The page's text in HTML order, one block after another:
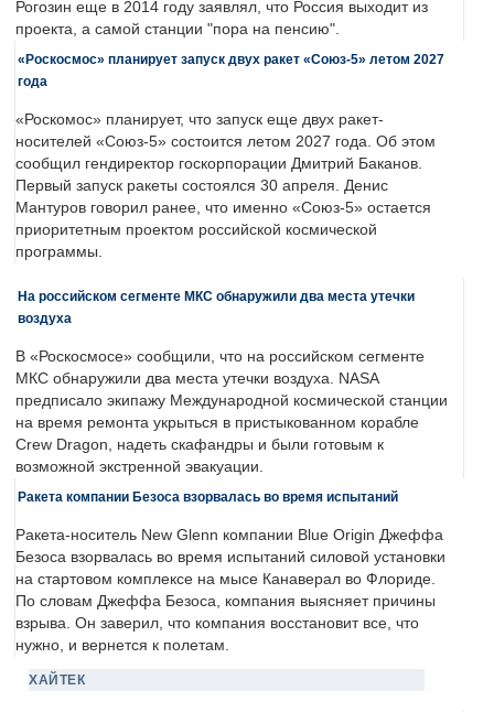
Рогозин еще в 2014 году заявлял, что Россия выходит из
проекта, а самой станции "пора на пенсию".
«Роскосмос» планирует запуск двух ракет «Союз-5» летом 2027
года
«Роскомос» планирует, что запуск еще двух ракет-
носителей «Союз-5» состоится летом 2027 года. Об этом
сообщил гендиректор госкорпорации Дмитрий Баканов.
Первый запуск ракеты состоялся 30 апреля. Денис
Мантуров говорил ранее, что именно «Союз-5» остается
приоритетным проектом российской космической
программы.
На российском сегменте МКС обнаружили два места утечки
воздуха
В «Роскосмосе» сообщили, что на российском сегменте
МКС обнаружили два места утечки воздуха. NASA
предписало экипажу Международной космической станции
на время ремонта укрыться в пристыкованном корабле
Crew Dragon, надеть скафандры и были готовым к
возможной экстренной эвакуации.
Ракета компании Безоса взорвалась во время испытаний
Ракета-носитель New Glenn компании Blue Origin Джеффа
Безоса взорвалась во время испытаний силовой установки
на стартовом комплексе на мысе Канаверал во Флориде.
По словам Джеффа Безоса, компания выясняет причины
взрыва. Он заверил, что компания восстановит все, что
нужно, и вернется к полетам.
ХАЙТЕК